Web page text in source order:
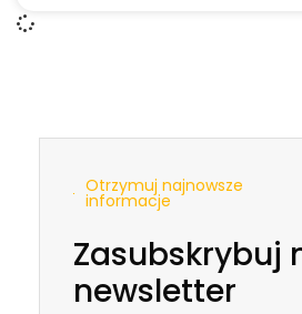
Otrzymuj najnowsze
informacje
Zasubskrybuj
newsletter